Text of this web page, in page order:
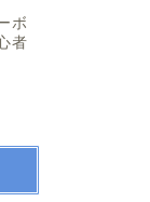
ボ
者